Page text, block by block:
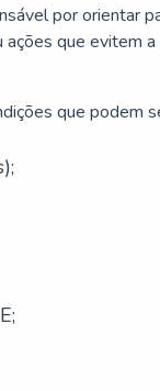
por orientar
que evitem
que podem